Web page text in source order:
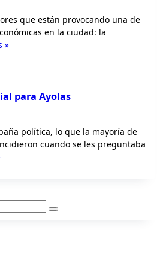
que están provocando una de
en la ciudad: la
»
para Ayolas
política, lo que la mayoría de
cuando se les preguntaba